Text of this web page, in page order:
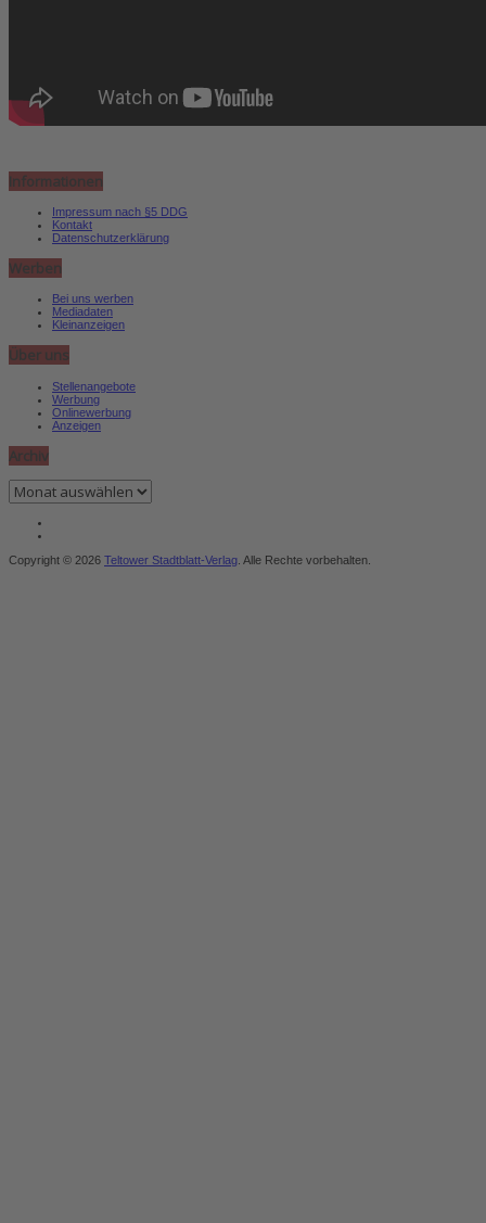
Informationen
Impressum nach §5 DDG
Kontakt
Datenschutzerklärung
Werben
Bei uns werben
Mediadaten
Kleinanzeigen
Über uns
Stellenangebote
Werbung
Onlinewerbung
Anzeigen
Archiv
Archiv
Copyright © 2026 Teltower Stadtblatt-Verlag . Alle Rechte vorbehalten.